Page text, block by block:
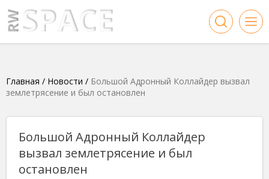
Главная / Новости / Большой Адронный Коллайдер вызвал
землетрясение и был остановлен
Большой Адронный Коллайдер
вызвал землетрясение и был
остановлен